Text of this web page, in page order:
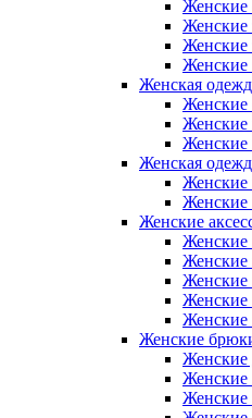
Женские
Женские
Женские
Женские
Женская
Женские
Женские
Женские
Женская
Женские
Женские
Женские
Женские
Женские
Женские
Женские
Женские
Женские
Женские